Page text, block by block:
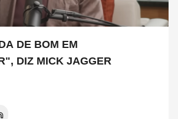
DE BOM EM
DIZ MICK JAGGER